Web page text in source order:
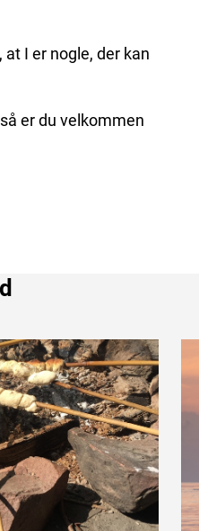
I er nogle, der kan
er du velkommen